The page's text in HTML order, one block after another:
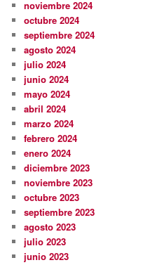
noviembre 2024
octubre 2024
septiembre 2024
agosto 2024
julio 2024
junio 2024
mayo 2024
abril 2024
marzo 2024
febrero 2024
enero 2024
diciembre 2023
noviembre 2023
octubre 2023
septiembre 2023
agosto 2023
julio 2023
junio 2023